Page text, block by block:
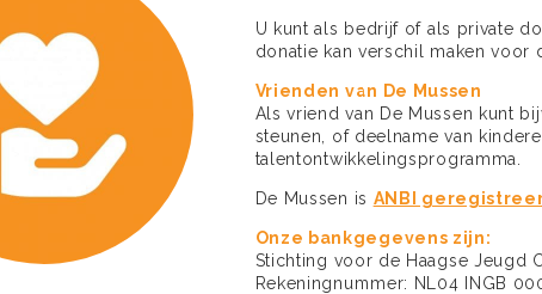
U kunt als bedrijf of als private
donatie kan verschil maken voor
Vrienden van De Mussen
Als vriend van De Mussen kunt
steunen, of deelname van
talentontwikkelingsprogramma.
De Mussen is ANBI
Onze bankgegevens zijn:
Stichting voor de Haagse Jeugd
Rekeningnummer: NL04 INGB